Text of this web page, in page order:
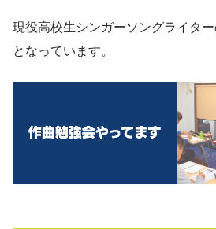
現役高校生シンガーソングライタ
となっています。